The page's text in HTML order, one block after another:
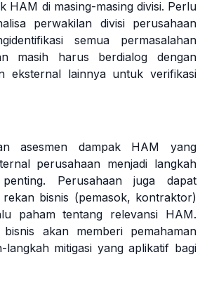
HAM di masing-masing divisi. Perlu
perwakilan divisi perusahaan
semua permasalahan
masih harus berdialog dengan
eksternal lainnya untuk verifikasi
asesmen dampak HAM yang
perusahaan menjadi langkah
Perusahaan juga dapat
rekan bisnis (pemasok, kontraktor)
paham tentang relevansi HAM.
akan memberi pemahaman
langkah mitigasi yang aplikatif bagi